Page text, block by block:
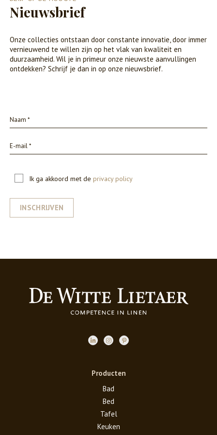
Nieuwsbrief
Onze collecties ontstaan door constante innovatie, door immer
vernieuwend te willen zijn op het vlak van kwaliteit en
duurzaamheid. Wil je in primeur onze nieuwste aanvullingen
ontdekken? Schrijf je dan in op onze nieuwsbrief.
Ik ga akkoord met de privacy policy
INSCHRIJVEN
Producten
Bad
Bed
Tafel
Keuken